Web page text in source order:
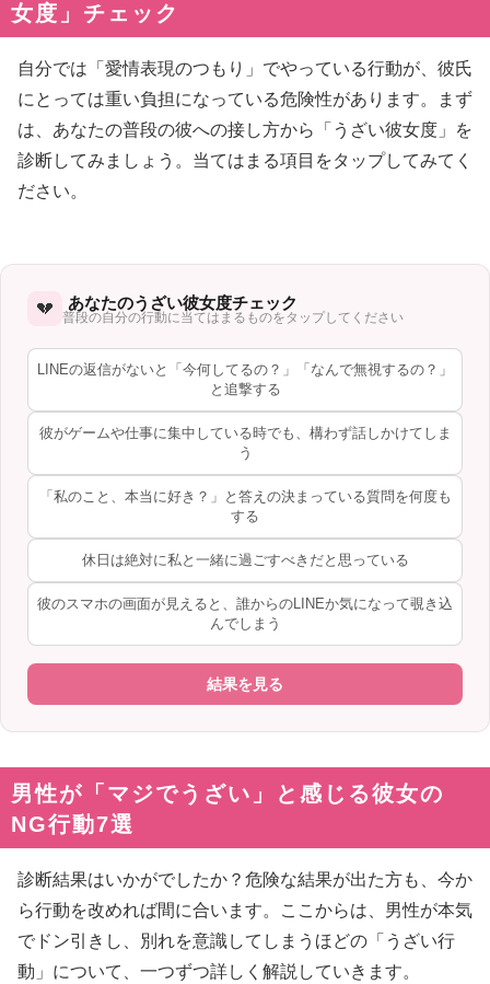
女度」チェック
自分では「愛情表現のつもり」でやっている行動が、彼氏
にとっては重い負担になっている危険性があります。まず
は、あなたの普段の彼への接し方から「うざい彼女度」を
診断してみましょう。当てはまる項目をタップしてみてく
ださい。
💔 あなたのうざい彼女度チェック
普段の自分の行動に当てはまるものをタップしてください
LINEの返信がないと「今何してるの？」「なんで無視するの？」
と追撃する
彼がゲームや仕事に集中している時でも、構わず話しかけてしま
う
「私のこと、本当に好き？」と答えの決まっている質問を何度も
する
休日は絶対に私と一緒に過ごすべきだと思っている
彼のスマホの画面が見えると、誰からのLINEか気になって覗き込
んでしまう
結果を見る
男性が「マジでうざい」と感じる彼女の
NG行動7選
診断結果はいかがでしたか？危険な結果が出た方も、今か
ら行動を改めれば間に合います。ここからは、男性が本気
でドン引きし、別れを意識してしまうほどの「うざい行
動」について、一つずつ詳しく解説していきます。